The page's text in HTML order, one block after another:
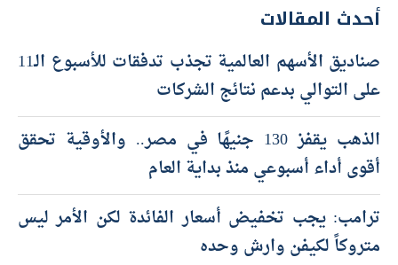
أحدث المقالات
صناديق الأسهم العالمية تجذب تدفقات للأسبوع الـ11
على التوالي بدعم نتائج الشركات
الذهب يقفز 130 جنيهًا في مصر.. والأوقية تحقق
أقوى أداء أسبوعي منذ بداية العام
ترامب: يجب تخفيض أسعار الفائدة لكن الأمر ليس
متروكاً لكيفن وارش وحده